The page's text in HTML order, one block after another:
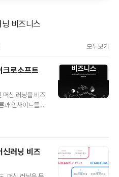
비즈니스
모두보기
로소프트
머신 러닝을 비즈
과 인사이트를
신 러닝이 그리
38Rv9EYe
어떤 도움이
신러닝 비즈